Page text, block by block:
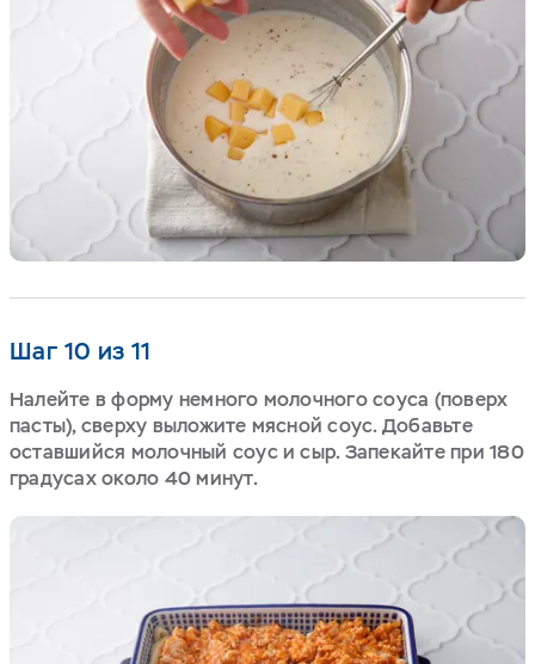
Шаг 10 из 11
Налейте в форму немного молочного соуса (поверх
пасты), сверху выложите мясной соус. Добавьте
оставшийся молочный соус и сыр. Запекайте при 180
градусах около 40 минут.